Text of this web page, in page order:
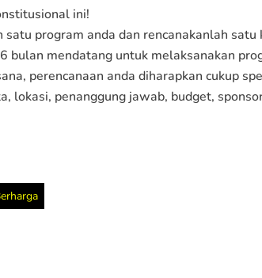
ini!
satu program anda dan rencanakanlah
bulan mendatang untuk melaksanakan
perencanaan anda diharapkan cukup
lokasi, penanggung jawab, budget,